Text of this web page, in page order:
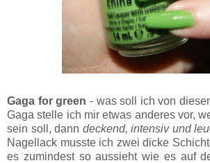
Gaga for green - was soll ich von
Gaga stelle ich mir etwas anderes vor,
sein soll, dann deckend, intensiv und
Nagellack musste ich zwei dicke
es zumindest so aussieht wie es auf